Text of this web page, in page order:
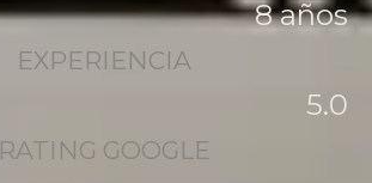
EXPERIENCIA
8 años
RATING GOOGLE
5.0